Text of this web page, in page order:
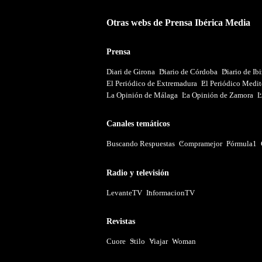
Otras webs de Prensa Ibérica Media
Prensa
Diari de Girona Diario de Córdoba Diario de
El Periódico de Extremadura El Periódico
La Opinión de Málaga La Opinión de Zamora
Canales temáticos
Buscando Respuestas Compramejor Fórmula1
Radio y televisión
LevanteTV InformacionTV
Revistas
Cuore Stilo Viajar Woman